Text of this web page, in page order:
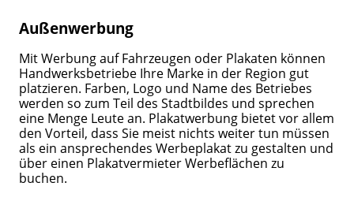
Außenwerbung
Mit Werbung auf Fahrzeugen oder Plakaten können
Handwerksbetriebe Ihre Marke in der Region gut
platzieren. Farben, Logo und Name des Betriebes
werden so zum Teil des Stadtbildes und sprechen
eine Menge Leute an. Plakatwerbung bietet vor allem
den Vorteil, dass Sie meist nichts weiter tun müssen
als ein ansprechendes Werbeplakat zu gestalten und
über einen Plakatvermieter Werbeflächen zu
buchen.